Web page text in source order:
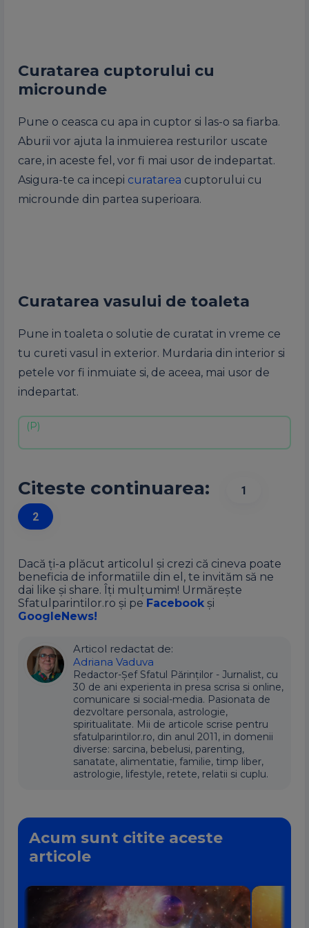
Curatarea cuptorului cu
microunde
Pune o ceasca cu apa in cuptor si las-o sa fiarba.
Aburii vor ajuta la inmuierea resturilor uscate
care, in aceste fel, vor fi mai usor de indepartat.
Asigura-te ca incepi curatarea cuptorului cu
microunde din partea superioara.
Curatarea vasului de toaleta
Pune in toaleta o solutie de curatat in vreme ce
tu cureti vasul in exterior. Murdaria din interior si
petele vor fi inmuiate si, de aceea, mai usor de
indepartat.
Citeste continuarea:
1
2
Dacă ți-a plăcut articolul și crezi că cineva poate
beneficia de informatiile din el, te invităm să ne
dai like și share. Îți mulțumim! Urmărește
Sfatulparintilor.ro și pe Facebook și
GoogleNews!
Articol redactat de:
Adriana Vaduva
Redactor-Șef Sfatul Părinților - Jurnalist, cu
30 de ani experienta in presa scrisa si online,
comunicare si social-media. Pasionata de
dezvoltare personala, astrologie,
spiritualitate. Mii de articole scrise pentru
sfatulparintilor.ro, din anul 2011, in domenii
diverse: sarcina, bebelusi, parenting,
sanatate, alimentatie, familie, timp liber,
astrologie, lifestyle, retete, relatii si cuplu.
Acum sunt citite aceste
articole